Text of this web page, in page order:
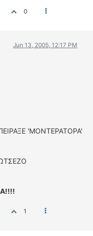
0
Jun 13, 2005, 12:17 PM
'ΜΟΝΤΕΡΑΤΟΡΑ'
1